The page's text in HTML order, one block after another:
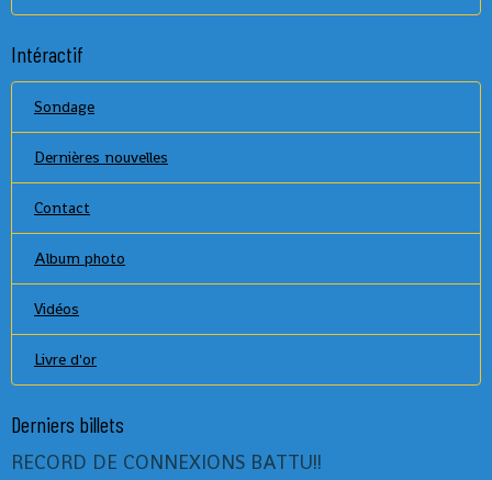
Intéractif
Sondage
Dernières nouvelles
Contact
Album photo
Vidéos
Livre d'or
Derniers billets
RECORD DE CONNEXIONS BATTU!!